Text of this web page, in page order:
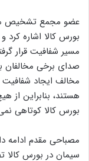
عضو مجمع تشخیص
بورس کالا اشاره
مسیر شفافیت قرار
صدای برخی مخالفان
مخالف ایجاد
هستند، بنابراین از
بورس کالا کوتاهی
مصباحی مقدم ادامه
سیمان در بورس کالا